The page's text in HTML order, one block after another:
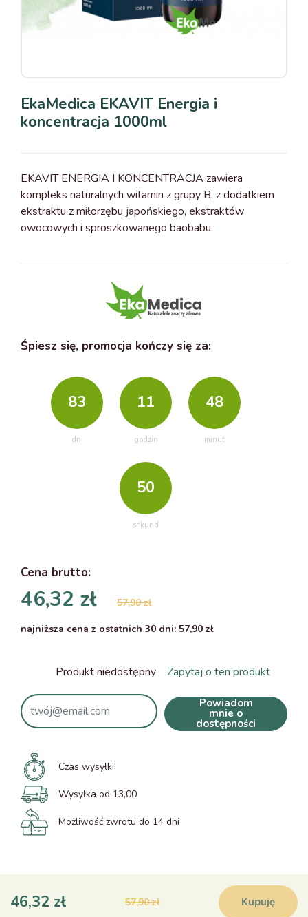
EkaMedica EKAVIT Energia i
koncentracja 1000ml
EKAVIT ENERGIA I KONCENTRACJA zawiera
kompleks naturalnych witamin z grupy B, z dodatkiem
ekstraktu z miłorzębu japońskiego, ekstraktów
owocowych i sproszkowanego baobabu.
Śpiesz się, promocja kończy się za:
83
dni
11
godzin
48
minut
49
sekund
Cena brutto:
46,32 zł
57,90 zł
najniższa cena z ostatnich 30 dni: 57,90 zł
Produkt niedostępny Zapytaj o ten produkt
Powiadom
mnie o
dostępności
Czas wysyłki:
Wysyłka od 13,00
Możliwość zwrotu do 14 dni
46,32 zł 57,90 zł Kupuję